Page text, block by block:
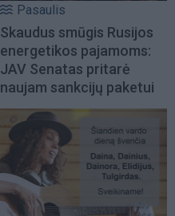
Pasaulis
Skaudus smūgis Rusijos
energetikos pajamoms:
JAV Senatas pritarė
naujam sankcijų paketui